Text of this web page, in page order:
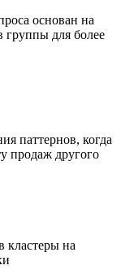
основан на
группы для более
паттернов, когда
продаж другого
кластеры на